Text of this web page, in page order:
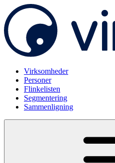
Virksomheder
Personer
Flinkelisten
Segmentering
Sammenligning